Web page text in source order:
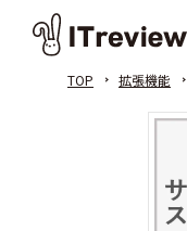
TOP 拡張機能